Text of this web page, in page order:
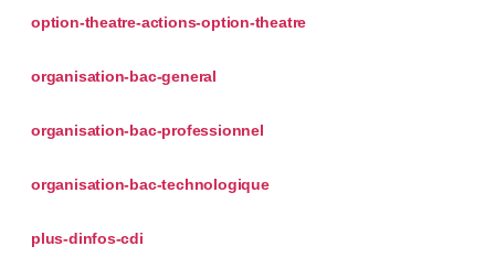
option-theatre-actions-option-theatre
organisation-bac-general
organisation-bac-professionnel
organisation-bac-technologique
plus-dinfos-cdi